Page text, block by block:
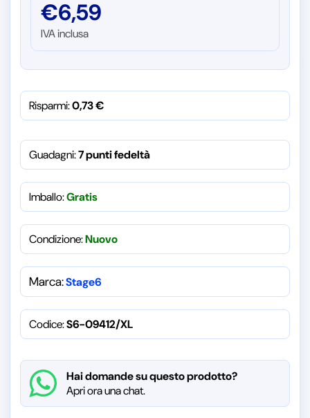
€6,59
IVA inclusa
Risparmi:0,73€
Guadagni:7 punti fedeltà
Imballo:Gratis
Condizione:Nuovo
Marca:Stage6
Codice:S6-09412/XL
Hai domande su questo prodotto?
Apri ora una chat.